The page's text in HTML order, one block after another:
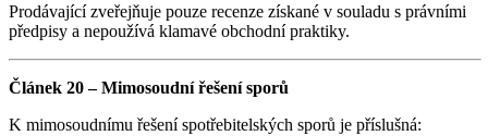
Prodávající zveřejňuje pouze recenze získané v souladu s právními
předpisy a nepoužívá klamavé obchodní praktiky.
Článek 20 – Mimosoudní řešení sporů
K mimosoudnímu řešení spotřebitelských sporů je příslušná: